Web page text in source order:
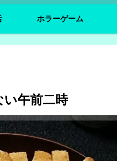
ホラーゲーム
午前二時